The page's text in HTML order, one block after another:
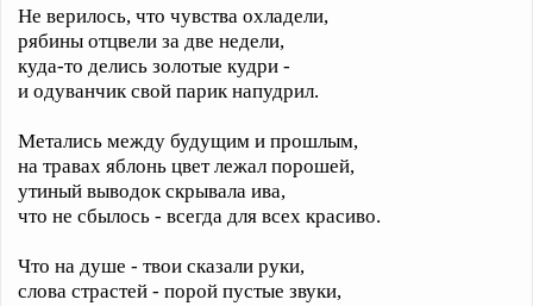
Не верилось, что чувства охладели,
рябины отцвели за две недели,
куда-то делись золотые кудри -
и одуванчик свой парик напудрил.
Метались между будущим и прошлым,
на травах яблонь цвет лежал порошей,
утиный выводок скрывала ива,
что не сбылось - всегда для всех красиво.
Что на душе - твои сказали руки,
слова страстей - порой пустые звуки,